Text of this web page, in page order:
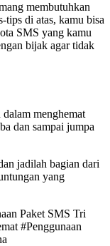
membutuhkan
tips di atas, kamu bisa
SMS yang kamu
bijak agar tidak
menghemat
dan sampai jumpa
jadilah bagian dari
yang
Paket SMS Tri
#Penggunaan